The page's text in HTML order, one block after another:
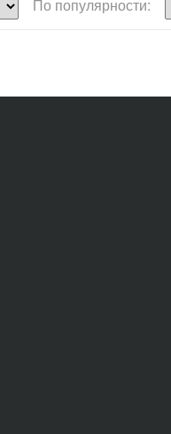
По популярности: